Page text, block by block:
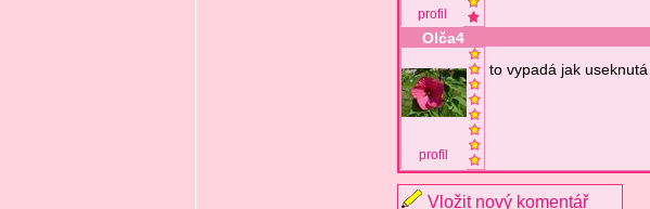
profil
Olča4
profil
to vypadá jak
Vložit nový komentář